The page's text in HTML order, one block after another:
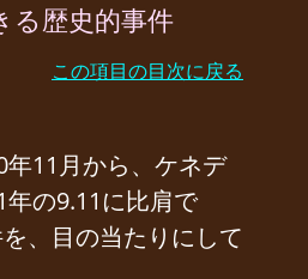
る歴史的事件
この項目の目次に戻る
11月から、ケネデ
年の9.11に比肩で
、目の当たりにして